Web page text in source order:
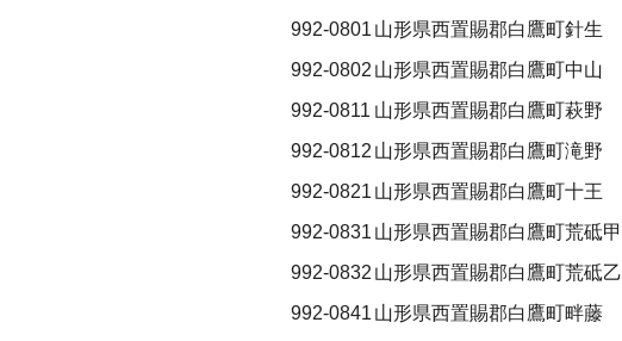
992-0801 山形県西置賜郡白鷹町針生
992-0802 山形県西置賜郡白鷹町中山
992-0811 山形県西置賜郡白鷹町萩野
992-0812 山形県西置賜郡白鷹町滝野
992-0821 山形県西置賜郡白鷹町十王
992-0831 山形県西置賜郡白鷹町荒砥甲
992-0832 山形県西置賜郡白鷹町荒砥乙
992-0841 山形県西置賜郡白鷹町畔藤